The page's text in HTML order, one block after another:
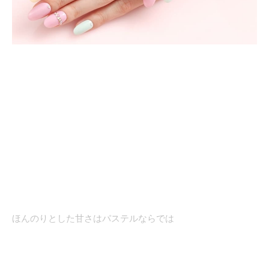
ほんのりとした甘さはパステルならでは